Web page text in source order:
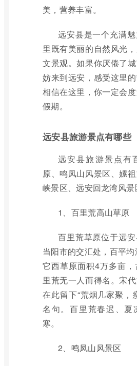
美，营养丰富。
远安县是一个充满
里既有美丽的自然风光
文景观。如果你厌倦了
妨来到远安，感受这里的
相信在这里，你一定会
假期。
远安县旅游景点有哪些
远安县旅游景点有
原、鸣凤山风景区、嫘
峡景区、远安回龙湾风景
1、百里荒高山草原
百里荒草原位于远安
当阳市的交汇处，百平均
它西草原面积4万多亩
里荒无一人而得名。宋
在此留下“荒烟几家聚，
名句。百里荒春迟、夏
寒。
2、鸣凤山风景区